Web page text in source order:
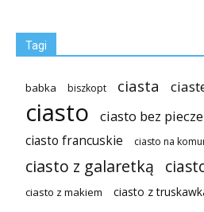
Tagi
babka biszkopt ciasta
ciasto ciasto bez
ciasto francuskie ciasto na
ciasto z galaretką
ciasto z makiem ciasto z